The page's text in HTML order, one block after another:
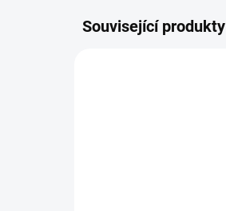
Související produkty